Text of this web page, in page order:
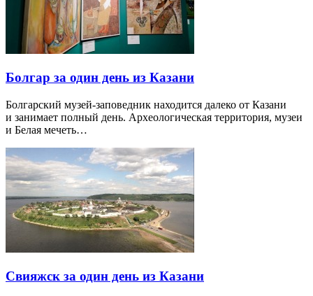
Болгар за один день из Казани
Болгарский музей-заповедник находится далеко от Казани
и занимает полный день. Археологическая территория, музеи
и Белая мечеть…
Свияжск за один день из Казани